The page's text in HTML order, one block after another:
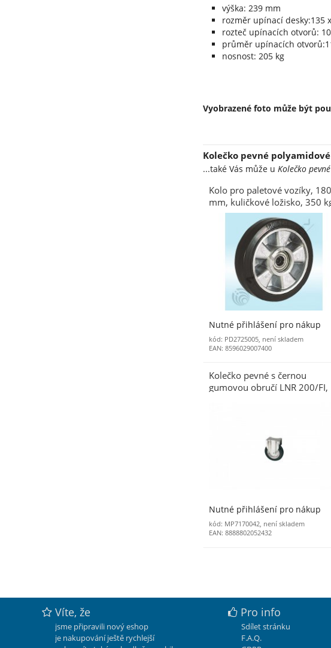
výška: 239 mm
rozměr upínací desky:135
rozteč upínacích otvorů:
průměr upínacích
nosnost: 205 kg
Vyobrazené foto může být
Kolečko pevné polyamidové
...také Vás může u Kolečko
Kolo pro paletové vozíky, 180
mm, kuličkové ložisko, 350
Nutné přihlášení pro nákup
kód: PD2725005, není skladem
EAN: 8596029007400
Kolečko pevné s černou
gumovou obručí LNR 200/FI,
Nutné přihlášení pro nákup
kód: MP7170042, není skladem
EAN: 8888802052432
Víte, že
jsme připravili nový eshop
je nakupování ještě rychlejší
Pro info
Sdílet stránku
F.A.Q.